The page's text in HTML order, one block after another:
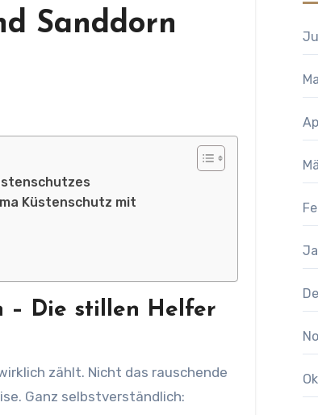
Sanddorn
Küstenschutz mit
– Die stillen Helfer
Ganz selbstverständlich: